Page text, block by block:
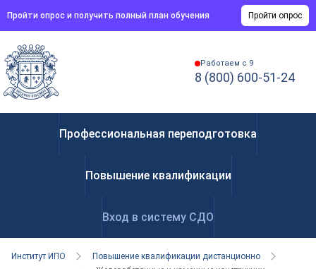
Пройти опрос и получить полный план обучения Пройти опрос
Работаем с 9
8 (800) 600-51-24
Профессиональная переподготовка
Повышение квалификации
Вход в систему СДО
Институт ИПО
Повышение квалификации дистанционно